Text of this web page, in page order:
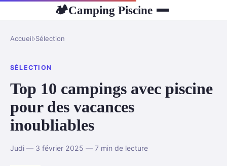
🏕Camping Piscine
Accueil›Sélection
SÉLECTION
Top 10 campings avec piscine
pour des vacances
inoubliables
Judi — 3 février 2025 — 7 min de lecture